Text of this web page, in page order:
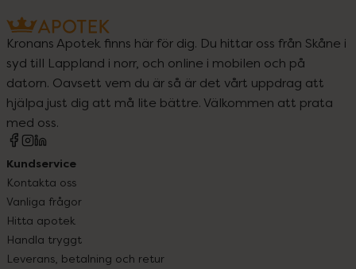
Kronans Apotek finns här för dig. Du hittar oss från Skåne i
syd till Lappland i norr, och online i mobilen och på
datorn. Oavsett vem du är så är det vårt uppdrag att
hjälpa just dig att må lite bättre. Välkommen att prata
med oss.
Kundservice
Kontakta oss
Vanliga frågor
Hitta apotek
Handla tryggt
Leverans, betalning och retur